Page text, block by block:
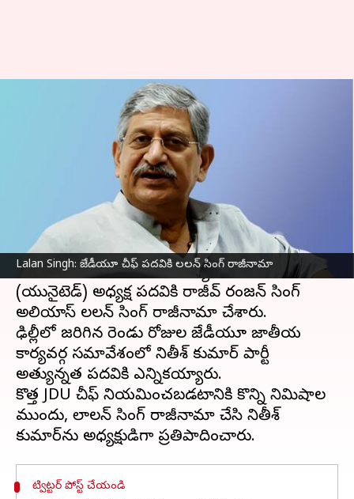
Lalan Singh: జేడీయూ చీఫ్‌ పదవికి లలన్‌ సింగ్‌ రాజీనామా
Lalan Singh: జేడీయూ చీఫ్‌ పదవికి
లలన్‌ సింగ్‌ రాజీనామా.. కొత్త JDU
చీఫ్ గా నితీష్ కుమార్
Dec 29, 2023 01:29 pm
ఈ వార్తాకథనం ఏంటి
బిహార్ముఖ్యమంత్రినితీష్ కుమార్పార్టీ పగ్గాలు
చేపడతారనే ఊహాగానాల మధ్య జనతాదళ్
(యునైటెడ్) అధ్యక్ష పదవికి రాజీవ్ రంజన్ సింగ్
అలియాస్ లలన్ సింగ్ రాజీనామా చేశారు.
ఢిల్లీలో జరిగిన రెండు రోజుల జేడీయూ జాతీయ
కార్యవర్గ సమావేశంలో నితీశ్ కుమార్ పార్టీ
అత్యున్నత పదవికి ఎన్నికయ్యారు.
కొత్త JDU చీఫ్‌ నియమించబడటానికి కొన్ని నిమిషాల
ముందు, లాలన్ సింగ్ రాజీనామా చేసి నితీశ్
ట్విట్టర్ పోస్ట్ చేయండి